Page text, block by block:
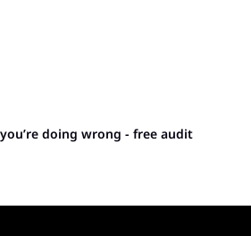
doing wrong - free audit